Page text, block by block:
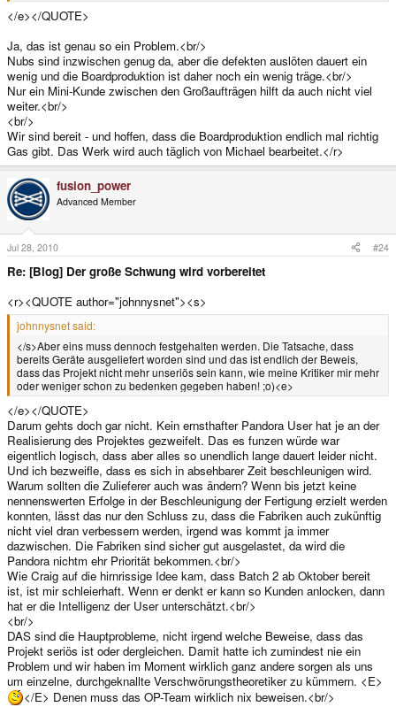
</e></QUOTE>
Ja, das ist genau so ein Problem.<br/>
Nubs sind inzwischen genug da, aber die defekten auslöten dauert ein
wenig und die Boardproduktion ist daher noch ein wenig träge.<br/>
Nur ein Mini-Kunde zwischen den Großaufträgen hilft da auch nicht viel
weiter.<br/>
<br/>
Wir sind bereit - und hoffen, dass die Boardproduktion endlich mal richtig
Gas gibt. Das Werk wird auch täglich von Michael bearbeitet.</r>
fusion_power
Advanced Member
Jul 28, 2010 #24
Re: [Blog] Der große Schwung wird vorbereitet
<r><QUOTE author="johnnysnet"><s>
johnnysnet said:
</s>Aber eins muss dennoch festgehalten werden. Die Tatsache, dass
bereits Geräte ausgeliefert worden sind und das ist endlich der Beweis,
dass das Projekt nicht mehr unseriös sein kann, wie meine Kritiker mir mehr
oder weniger schon zu bedenken gegeben haben! ;o)<e>
</e></QUOTE>
Darum gehts doch gar nicht. Kein ernsthafter Pandora User hat je an der
Realisierung des Projektes gezweifelt. Das es funzen würde war
eigentlich logisch, dass aber alles so unendlich lange dauert leider nicht.
Und ich bezweifle, dass es sich in absehbarer Zeit beschleunigen wird.
Warum sollten die Zulieferer auch was ändern? Wenn bis jetzt keine
nennenswerten Erfolge in der Beschleunigung der Fertigung erzielt werden
konnten, lässt das nur den Schluss zu, dass die Fabriken auch zukünftig
nicht viel dran verbessern werden, irgend was kommt ja immer
dazwischen. Die Fabriken sind sicher gut ausgelastet, da wird die
Pandora nichtm ehr Priorität bekommen.<br/>
Wie Craig auf die hirnrissige Idee kam, dass Batch 2 ab Oktober bereit
ist, ist mir schleierhaft. Wenn er denkt er kann so Kunden anlocken, dann
hat er die Intelligenz der User unterschätzt.<br/>
<br/>
DAS sind die Hauptprobleme, nicht irgend welche Beweise, dass das
Projekt seriös ist oder dergleichen. Damit hatte ich zumindest nie ein
Problem und wir haben im Moment wirklich ganz andere sorgen als uns
um einzelne, durchgeknallte Verschwörungstheoretiker zu kümmern. <E>
</E> Denen muss das OP-Team wirklich nix beweisen.<br/>